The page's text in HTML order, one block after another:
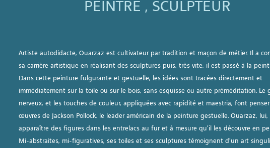
PEINTRE , SCULPTEUR
Artiste autodidacte, Ouarzaz est cultivateur par tradition et maçon de métier. Il a
sa carrière artistique en réalisant des sculptures puis, très vite, il est passé à la
Dans cette peinture fulgurante et gestuelle, les idées sont tracées directement et
immédiatement sur la toile ou sur le bois, sans esquisse ou autre préméditation. Le
nerveux, et les touches de couleur, appliquées avec rapidité et maestria, font
œuvres de Jackson Pollock, le leader américain de la peinture gestuelle. Ouarzaz,
apparaître des figures dans les entrelacs au fur et à mesure qu’il les découvre en
Mi-abstraites, mi-figuratives, ses toiles et ses sculptures témoignent d’un art